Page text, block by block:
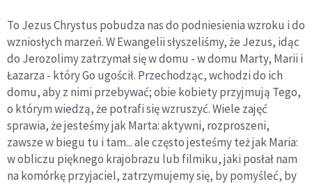
To Jezus Chrystus pobudza nas do podniesienia wzroku i do
wzniosłych marzeń. W Ewangelii słyszeliśmy, że Jezus, idąc
do Jerozolimy zatrzymał się w domu - w domu Marty, Marii i
Łazarza - który Go ugościł. Przechodząc, wchodzi do ich
domu, aby z nimi przebywać; obie kobiety przyjmują Tego,
o którym wiedzą, że potrafi się wzruszyć. Wiele zajęć
sprawia, że jesteśmy jak Marta: aktywni, rozproszeni,
zawsze w biegu tu i tam... ale często jesteśmy też jak Maria:
w obliczu pięknego krajobrazu lub filmiku, jaki posłał nam
na komórkę przyjaciel, zatrzymujemy się, by pomyśleć, by